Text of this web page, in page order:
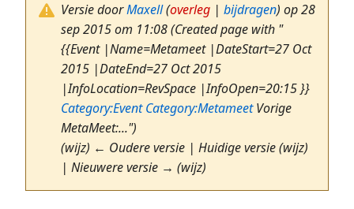
Versie doorMaxell(overleg | bijdragen) op 28
sep 2015 om 11:08(Created page with "
{{Event |Name=Metameet |DateStart=27 Oct
2015 |DateEnd=27 Oct 2015
|InfoLocation=RevSpace |InfoOpen=20:15 }}
Category:Event Category:MetameetVorige
MetaMeet:...")
(wijz) ← Oudere versie | Huidige versie (wijz)
| Nieuwere versie → (wijz)